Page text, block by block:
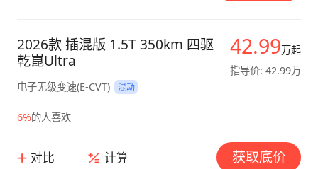
42.99万起
指导价: 42.99万
2026款 插混版 1.5T 350km 四驱
乾崑Ultra
电子无级变速(E-CVT) 混动
6%的人喜欢
对比 计算 获取底价